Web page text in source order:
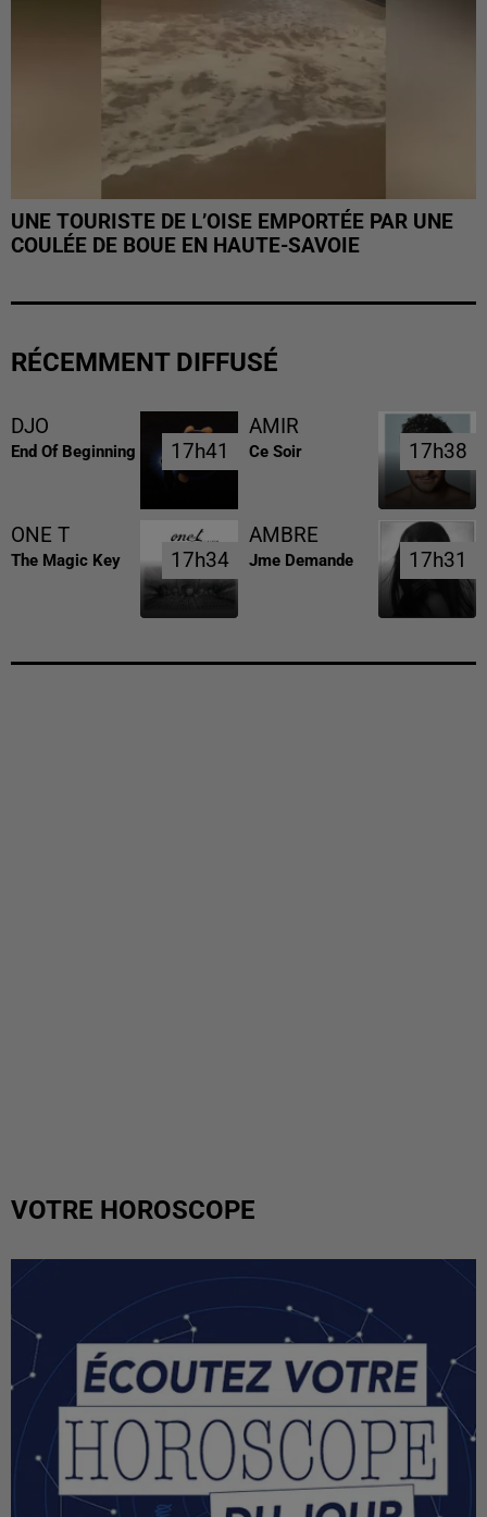
UNE TOURISTE DE L’OISE EMPORTÉE PAR UNE
COULÉE DE BOUE EN HAUTE-SAVOIE
RÉCEMMENT DIFFUSÉ
DJO
End Of Beginning 17h41
17h41
AMIR
Ce Soir 17h38
17h38
ONE T
The Magic Key 17h34
17h34
AMBRE
Jme Demande 17h31
17h31
VOTRE HOROSCOPE